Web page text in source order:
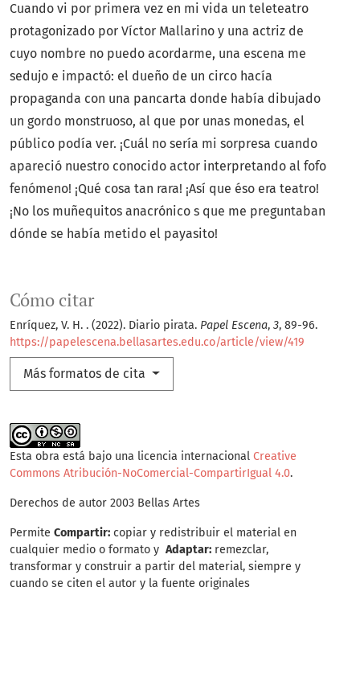
Cómo citar
Enríquez, V. H. . (2022). Diario pirata. Papel Escena, 3, 89-96.
https://papelescena.bellasartes.edu.co/article/view/419
Más formatos de cita
Cuando vi por primera vez en mi vida un teleteatro
protagonizado por Víctor Mallarino y una actriz de
cuyo nombre no puedo acordarme, una escena me
sedujo e impactó: el dueño de un circo hacía
propaganda con una pancarta donde había dibujado
un gordo monstruoso, al que por unas monedas, el
público podía ver. ¡Cuál no sería mi sorpresa cuando
apareció nuestro conocido actor interpretando al fofo
fenómeno! ¡Qué cosa tan rara! ¡Así que éso era teatro!
¡No los muñequitos anacrónico s que me preguntaban
dónde se había metido el payasito!
Esta obra está bajo una licencia internacional Creative
Commons Atribución-NoComercial-CompartirIgual 4.0.
Derechos de autor 2003 Bellas Artes
Permite Compartir: copiar y redistribuir el material en
cualquier medio o formato y Adaptar: remezclar,
transformar y construir a partir del material, siempre y
cuando se citen el autor y la fuente originales